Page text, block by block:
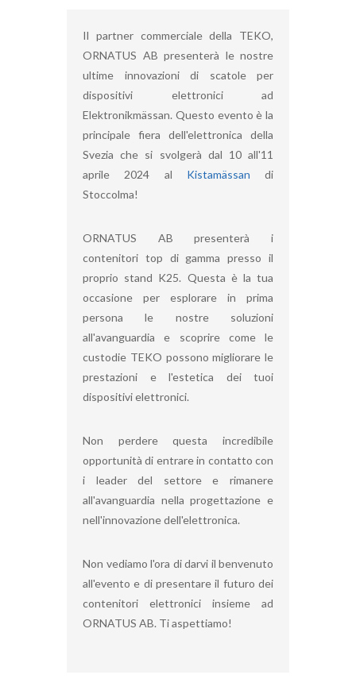
Il partner commerciale della TEKO,
ORNATUS AB presenterà le nostre
ultime innovazioni di scatole per
dispositivi elettronici ad
Elektronikmässan. Questo evento è la
principale fiera dell'elettronica della
Svezia che si svolgerà dal 10 all'11
aprile 2024 al Kistamässan di
Stoccolma!
ORNATUS AB presenterà i
contenitori top di gamma presso il
proprio stand K25. Questa è la tua
occasione per esplorare in prima
persona le nostre soluzioni
all'avanguardia e scoprire come le
custodie TEKO possono migliorare le
prestazioni e l'estetica dei tuoi
dispositivi elettronici.
Non perdere questa incredibile
opportunità di entrare in contatto con
i leader del settore e rimanere
all'avanguardia nella progettazione e
nell'innovazione dell'elettronica.
Non vediamo l'ora di darvi il benvenuto
all'evento e di presentare il futuro dei
contenitori elettronici insieme ad
ORNATUS AB. Ti aspettiamo!